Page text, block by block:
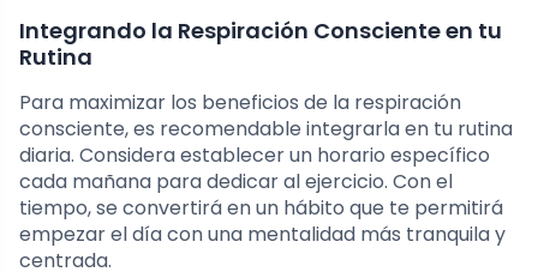
Integrando la Respiración Consciente en tu
Rutina
Para maximizar los beneficios de la respiración
consciente, es recomendable integrarla en tu rutina
diaria. Considera establecer un horario específico
cada mañana para dedicar al ejercicio. Con el
tiempo, se convertirá en un hábito que te permitirá
empezar el día con una mentalidad más tranquila y
centrada.